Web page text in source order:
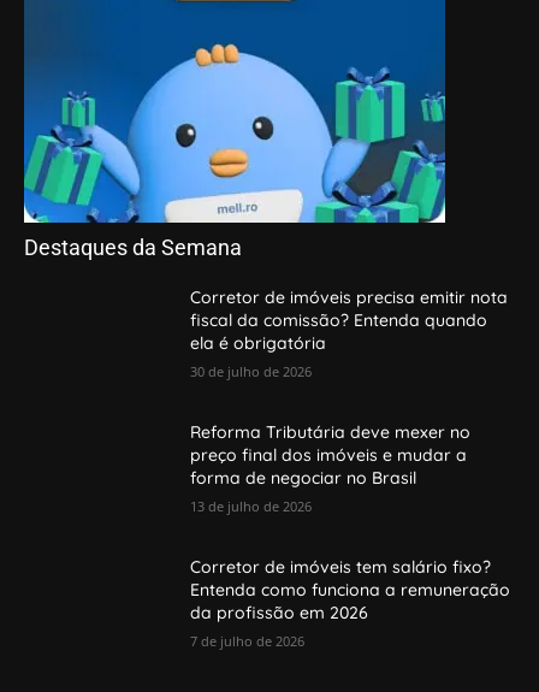
Destaques da Semana
Corretor de imóveis precisa emitir nota
fiscal da comissão? Entenda quando
ela é obrigatória
30 de julho de 2026
Reforma Tributária deve mexer no
preço final dos imóveis e mudar a
forma de negociar no Brasil
13 de julho de 2026
Corretor de imóveis tem salário fixo?
Entenda como funciona a remuneração
da profissão em 2026
7 de julho de 2026